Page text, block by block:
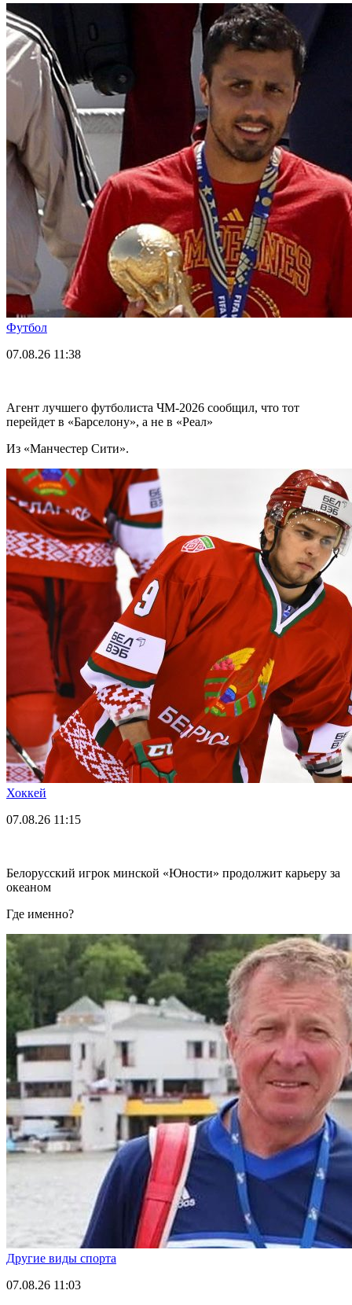
Футбол
07.08.26 11:38
Агент лучшего футболиста ЧМ-2026 cообщил, что тот
перейдет в «Барселону», а не в «Реал»
Из «Манчестер Сити».
Хоккей
07.08.26 11:15
Белорусский игрок минской «Юности» продолжит карьеру за
океаном
Где именно?
Другие виды спорта
07.08.26 11:03